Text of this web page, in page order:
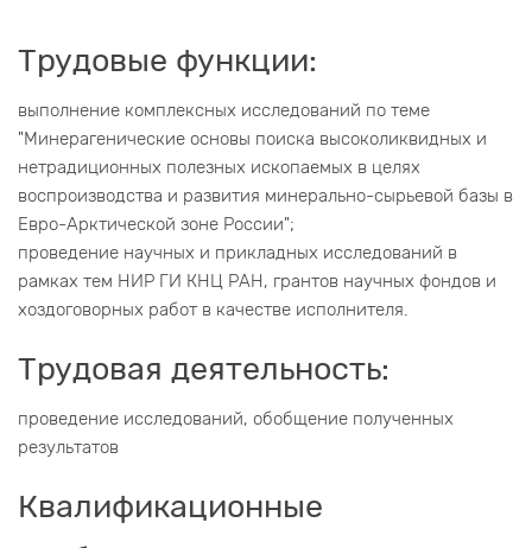
Трудовые функции:
выполнение комплексных исследований по теме
"Минерагенические основы поиска высоколиквидных и
нетрадиционных полезных ископаемых в целях
воспроизводства и развития минерально-сырьевой базы в
Евро-Арктической зоне России";
проведение научных и прикладных исследований в
рамках тем НИР ГИ КНЦ РАН, грантов научных фондов и
хоздоговорных работ в качестве исполнителя.
Трудовая деятельность:
проведение исследований, обобщение полученных
результатов
Квалификационные